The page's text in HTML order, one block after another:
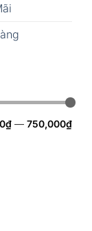
0₫ — 750,000₫